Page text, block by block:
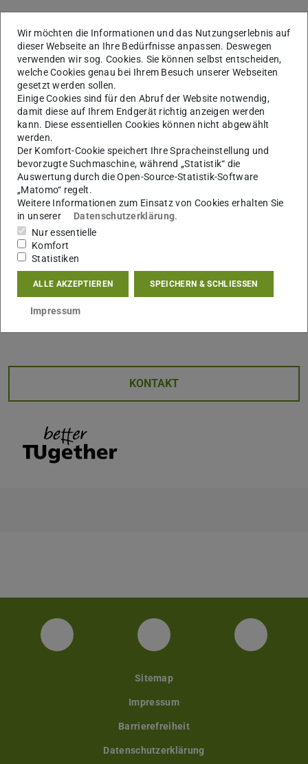
deine Prüfungen vor.
Prüfungszeit bedeutet Stress? Muss nicht sein!
Mit den richtigen Lernmethoden bereitest du dich
effektiver und entspannter auf deine Prüfungen vor –
strukturiert, fokussiert und mit weniger Stress.
Ob Zeitmanagement, Prokrastination oder passende
Lernstrategien, finde heraus, was für dich funktioniert und
wie du deinen Lernprozess selbstbestimmt gestaltest.
Hol dir Impulse, Tipps und Methoden, die dir helfen, dein
Lernpotenzial voll auszuschöpfen und mit einem klaren
Kopf in die Prüfungsphase zu starten.
Jetzt reinschauen und dein Lernpotenzial voll
ausschöpfen!
Lerne, wie du das Potenzial von KI clever nutzt, ganz
im Sinne von: Künstlich oder genial? Du entscheidest!
KONTAKT
Facebook Instagram YouTube
Sitemap
Impressum
Barrierefreiheit
Datenschutzerklärung
Wir möchten die Informationen und das Nutzungserlebnis auf
dieser Webseite an Ihre Bedürfnisse anpassen. Deswegen
verwenden wir sog. Cookies. Sie können selbst entscheiden,
welche Cookies genau bei Ihrem Besuch unserer Webseiten
gesetzt werden sollen.
Einige Cookies sind für den Abruf der Website notwendig,
damit diese auf Ihrem Endgerät richtig anzeigen werden
kann. Diese essentiellen Cookies können nicht abgewählt
werden.
Der Komfort-Cookie speichert Ihre Spracheinstellung und
bevorzugte Suchmaschine, während „Statistik“ die
Auswertung durch die Open-Source-Statistik-Software
„Matomo“ regelt.
Weitere Informationen zum Einsatz von Cookies erhalten Sie
in unserer
Datenschutzerklärung.
Nur essentielle
Komfort
Statistiken
ALLE AKZEPTIEREN SPEICHERN & SCHLIESSEN
Impressum